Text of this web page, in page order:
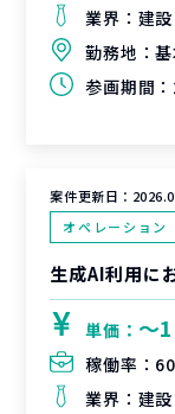
業界： 建
勤務地：
参画期間：
案件更新日：
オペレーション
単価： 〜
稼働率：
業界： 建